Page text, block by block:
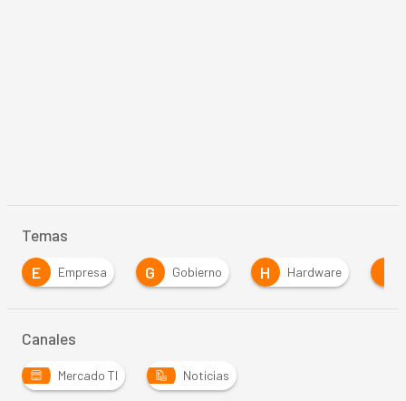
Temas
G Gobierno H Hardware I internet
Canales
Mercado TI Noticias